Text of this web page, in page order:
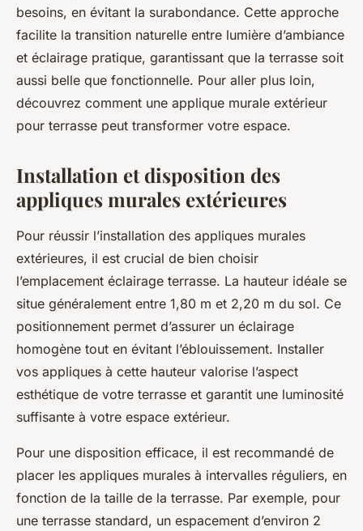
besoins, en évitant la surabondance. Cette approche
facilite la transition naturelle entre lumière d’ambiance
et éclairage pratique, garantissant que la terrasse soit
aussi belle que fonctionnelle. Pour aller plus loin,
découvrez comment une applique murale extérieur
pour terrasse peut transformer votre espace.
Installation et disposition des
appliques murales extérieures
Pour réussir l’installation des appliques murales
extérieures, il est crucial de bien choisir
l’emplacement éclairage terrasse. La hauteur idéale se
situe généralement entre 1,80 m et 2,20 m du sol. Ce
positionnement permet d’assurer un éclairage
homogène tout en évitant l’éblouissement. Installer
vos appliques à cette hauteur valorise l’aspect
esthétique de votre terrasse et garantit une luminosité
suffisante à votre espace extérieur.
Pour une disposition efficace, il est recommandé de
placer les appliques murales à intervalles réguliers, en
fonction de la taille de la terrasse. Par exemple, pour
une terrasse standard, un espacement d’environ 2